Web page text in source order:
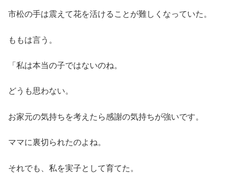
市松の手は震えて花を活けることが難しくなっていた。
ももは言う。
「私は本当の子ではないのね。
どうも思わない。
お家元の気持ちを考えたら感謝の気持ちが強いです。
ママに裏切られたのよね。
それでも、私を実子として育てた。